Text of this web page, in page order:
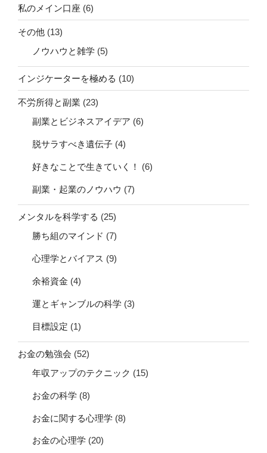
私のメイン口座 (6)
その他 (13)
ノウハウと雑学 (5)
インジケーターを極める (10)
不労所得と副業 (23)
副業とビジネスアイデア (6)
脱サラすべき遺伝子 (4)
好きなことで生きていく！ (6)
副業・起業のノウハウ (7)
メンタルを科学する (25)
勝ち組のマインド (7)
心理学とバイアス (9)
余裕資金 (4)
運とギャンブルの科学 (3)
目標設定 (1)
お金の勉強会 (52)
年収アップのテクニック (15)
お金の科学 (8)
お金に関する心理学 (8)
お金の心理学 (20)